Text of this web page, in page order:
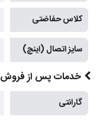
کلاس حفاضتی
سایز اتصال (اینچ)
خدمات پس از فروش
گارانتی